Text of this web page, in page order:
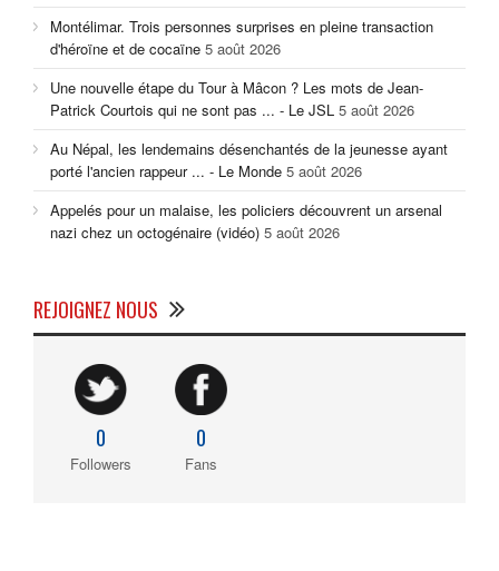
Montélimar. Trois personnes surprises en pleine transaction
d'héroïne et de cocaïne 5 août 2026
Une nouvelle étape du Tour à Mâcon ? Les mots de Jean-
Patrick Courtois qui ne sont pas ... - Le JSL 5 août 2026
Au Népal, les lendemains désenchantés de la jeunesse ayant
porté l'ancien rappeur ... - Le Monde 5 août 2026
Appelés pour un malaise, les policiers découvrent un arsenal
nazi chez un octogénaire (vidéo) 5 août 2026
REJOIGNEZ NOUS
0
Followers
0
Fans